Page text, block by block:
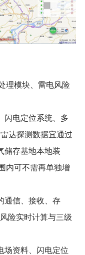
理模块、雷电风险
闪电定位系统、多
达探测数据宜通过
储存基地本地装
内可不需再单独增
通信、接收、存
险实时计算与三级
场资料、闪电定位